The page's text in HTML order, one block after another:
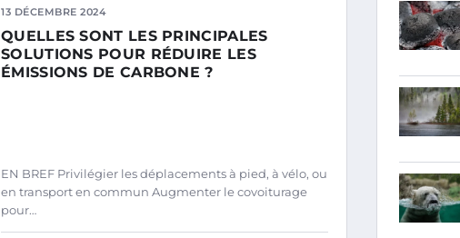
13 DÉCEMBRE 2024
QUELLES SONT LES PRINCIPALES
SOLUTIONS POUR RÉDUIRE LES
ÉMISSIONS DE CARBONE ?
EN BREF Privilégier les déplacements à pied, à vélo, ou
en transport en commun Augmenter le covoiturage
pour…